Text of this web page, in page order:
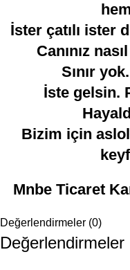
İster çatılı ister
Canınız
Sınır
İste gelsin.
Bizim için
Mnbe Ticaret
Değerlendirmeler (0)
Değerlendirmeler